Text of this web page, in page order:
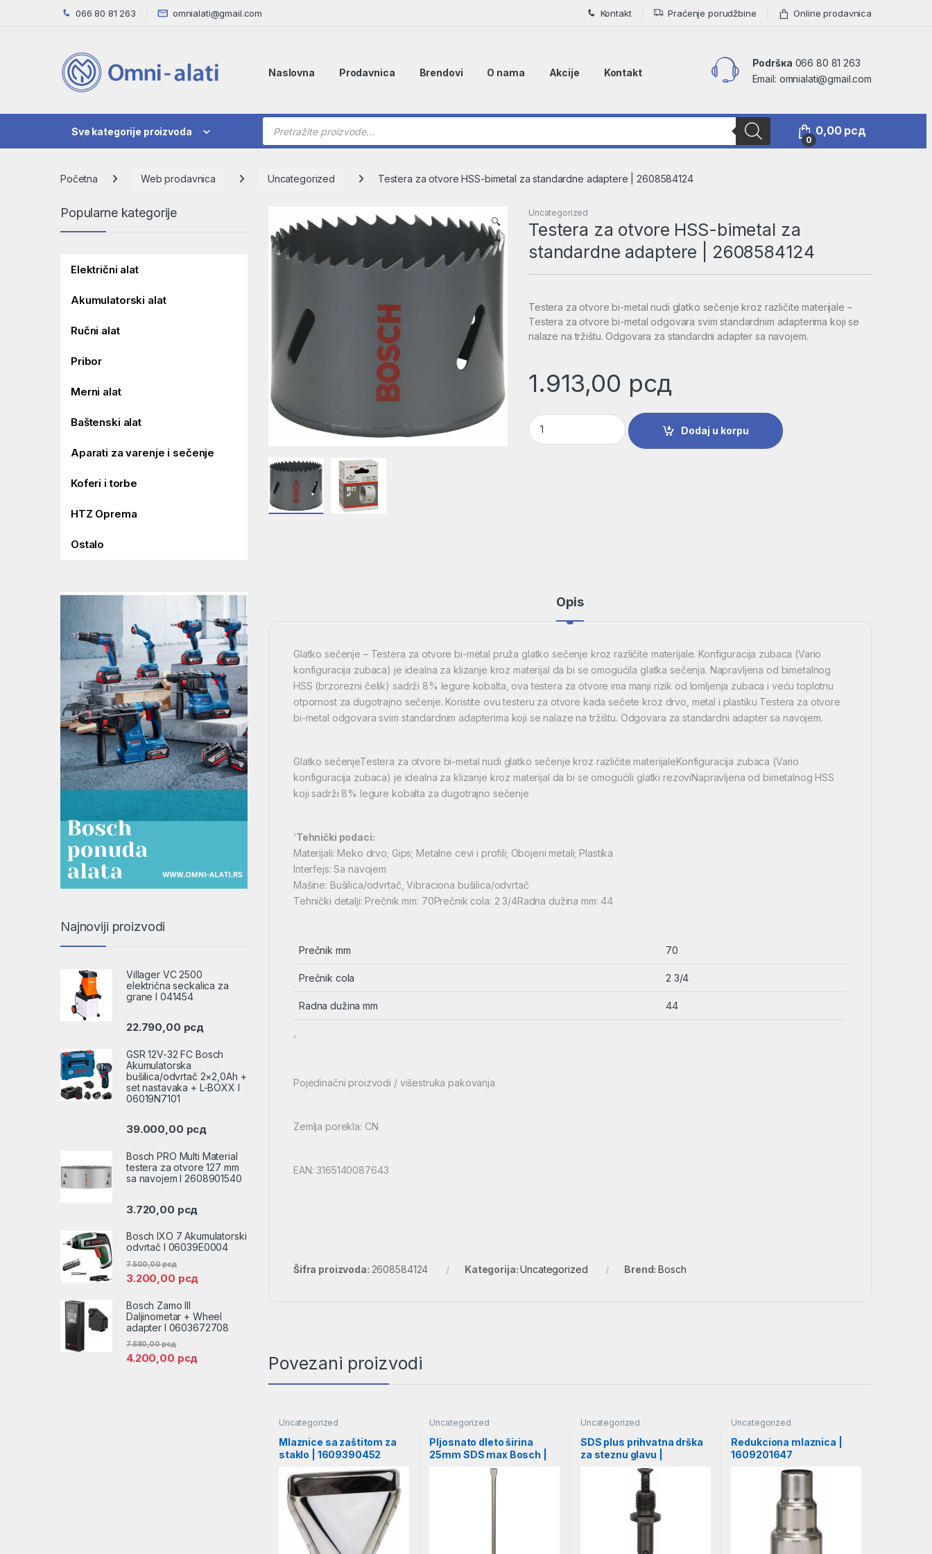
Skip to navigation
Skip to content 066 80 81 263 omnialati@gmail.com Kontakt Praćenje porudžbine Online prodavnica
Naslovna Prodavnica Brendovi O nama Akcije Kontakt
Podršкa 066 80 81 263
Email: omnialati@gmail.com
Sve kategorije proizvoda
Products search
0
0,00 рсд
Početna Web prodavnica Uncategorized Testera za otvore HSS-bimetal za standardne adaptere | 2608584124
🔍
Uncategorized
Testera za otvore HSS-bimetal za
standardne adaptere | 2608584124
Testera za otvore bi-metal nudi glatko sečenje kroz različite materijale –
Testera za otvore bi-metal odgovara svim standardnim adapterima koji se
nalaze na tržištu. Odgovara za standardni adapter sa navojem.
1.913,00 рсд
Testera za otvore HSS-bimetal za standardne adaptere | 2608584124 količina
Dodaj u korpu
Opis
Glatko sečenje – Testera za otvore bi-metal pruža glatko sečenje kroz različite materijale. Konfiguracija zubaca (Vario
konfiguracija zubaca) je idealna za klizanje kroz materijal da bi se omogućila glatka sečenja. Napravljena od bimetalnog
HSS (brzorezni čelik) sadrži 8% legure kobalta, ova testera za otvore ima manji rizik od lomljenja zubaca i veću toplotnu
otpornost za dugotrajno sečenje. Koristite ovu testeru za otvore kada sečete kroz drvo, metal i plastiku Testera za otvore
bi-metal odgovara svim standardnim adapterima koji se nalaze na tržištu. Odgovara za standardni adapter sa navojem.
Glatko sečenjeTestera za otvore bi-metal nudi glatko sečenje kroz različite materijaleKonfiguracija zubaca (Vario
konfiguracija zubaca) je idealna za klizanje kroz materijal da bi se omogućili glatki rezoviNapravljena od bimetalnog HSS
koji sadrži 8% legure kobalta za dugotrajno sečenje
‘Tehnički podaci:
Materijali: Meko drvo; Gips; Metalne cevi i profili; Obojeni metali; Plastika
Interfejs: Sa navojem
Mašine: Bušilica/odvrtač, Vibraciona bušilica/odvrtač
Tehnički detalji: Prečnik mm: 70Prečnik cola: 2 3/4Radna dužina mm: 44
Prečnik mm 70
Prečnik cola 2 3/4
Radna dužina mm 44
‘
Pojedinačni proizvodi / višestruka pakovanja
Zemlja porekla: CN
EAN: 3165140087643
Šifra proizvoda: 2608584124 Kategorija:Uncategorized Brend:Bosch
Povezani proizvodi
Uncategorized
Mlaznice sa zaštitom za
staklo | 1609390452
Uncategorized
Pljosnato dleto širina
25mm SDS max Bosch |
1618600203
Uncategorized
SDS plus prihvatna drška
za steznu glavu |
1617000132
Uncategorized
Redukciona mlaznica |
1609201647
Popularne kategorije
Električni alat
Akumulatorski alat
Ručni alat
Pribor
Merni alat
Baštenski alat
Aparati za varenje i sečenje
Koferi i torbe
HTZ Oprema
Ostalo
Najnoviji proizvodi
Villager VC 2500
električna seckalica za
grane l 041454
22.790,00 рсд
GSR 12V-32 FC Bosch
Akumulatorska
bušilica/odvrtač 2×2,0Ah +
set nastavaka + L-BOXX l
06019N7101
39.000,00 рсд
Bosch PRO Multi Material
testera za otvore 127 mm
sa navojem l 2608901540
3.720,00 рсд
Bosch IXO 7 Akumulatorski
odvrtač l 06039E0004
3.200,00 рсд
7.500,00рсд
Bosch Zamo III
Daljinometar + Wheel
adapter l 0603672708
4.200,00 рсд
7.680,00рсд